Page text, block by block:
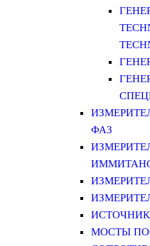
ФАЗ
МОСТЫ